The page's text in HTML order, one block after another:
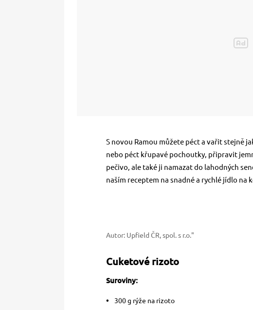
S novou Ramou můžete péct a vařit stejně
nebo péct křupavé pochoutky, připravit
pečivo, ale také ji namazat do lahodných
naším receptem na snadné a rychlé jídlo na
Autor: Upfield ČR, spol. s r.o."
Cuketové rizoto
Suroviny:
300 g rýže na rizoto